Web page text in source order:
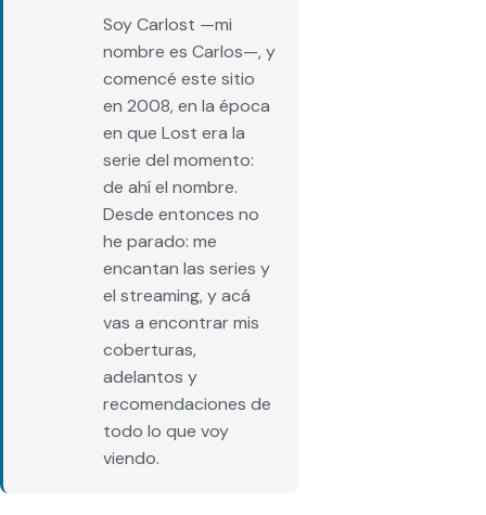
Soy Carlost —mi
nombre es Carlos—, y
comencé este sitio
en 2008, en la época
en que Lost era la
serie del momento:
de ahí el nombre.
Desde entonces no
he parado: me
encantan las series y
el streaming, y acá
vas a encontrar mis
coberturas,
adelantos y
recomendaciones de
todo lo que voy
viendo.